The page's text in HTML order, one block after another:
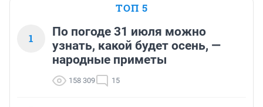
ТОП 5
1
По погоде 31 июля можно
узнать, какой будет осень, —
народные приметы
158 309 15